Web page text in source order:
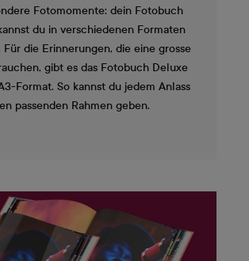
Fotomomente: dein Fotobuch
du in verschiedenen Formaten
Für die Erinnerungen, die eine grosse
gibt es das Fotobuch Deluxe
Format. So kannst du jedem Anlass
passenden Rahmen geben.